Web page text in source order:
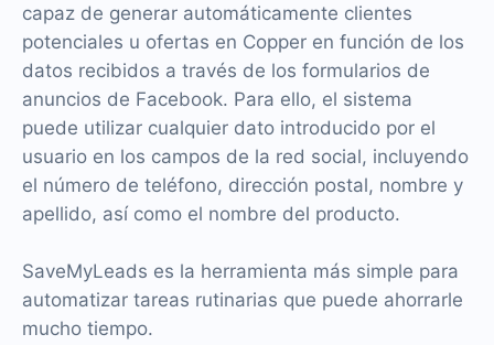
capaz de generar automáticamente clientes
potenciales u ofertas en Copper en función de los
datos recibidos a través de los formularios de
anuncios de Facebook. Para ello, el sistema
puede utilizar cualquier dato introducido por el
usuario en los campos de la red social, incluyendo
el número de teléfono, dirección postal, nombre y
apellido, así como el nombre del producto.
SaveMyLeads es la herramienta más simple para
automatizar tareas rutinarias que puede ahorrarle
mucho tiempo.